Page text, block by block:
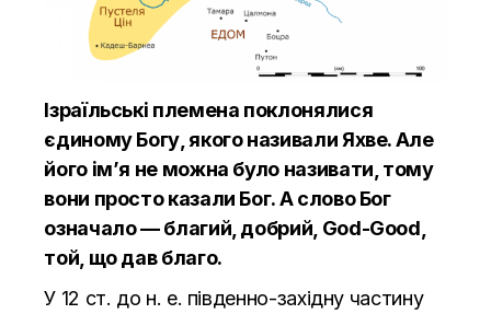
Ізраїльські племена поклонялися
єдиному Богу, якого називали Яхве. Але
його ім’я не можна було називати, тому
вони просто казали Бог. А слово Бог
означало — благий, добрий, God-Good,
той, що дав благо.
У 12 ст. до н. е. південно-західну частину